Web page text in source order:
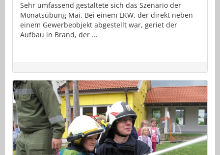
Sehr umfassend gestaltete sich das Szenario der
Monatsübung Mai. Bei einem LKW, der direkt neben
einem Gewerbeobjekt abgestellt war, geriet der
Aufbau in Brand, der ...